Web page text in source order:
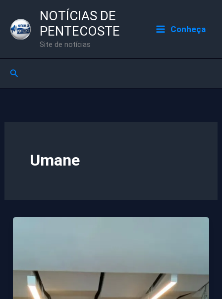
para
NOTÍCIAS DE
PENTECOSTE
Site de notícias
Conheça
Pesquisar
Umane